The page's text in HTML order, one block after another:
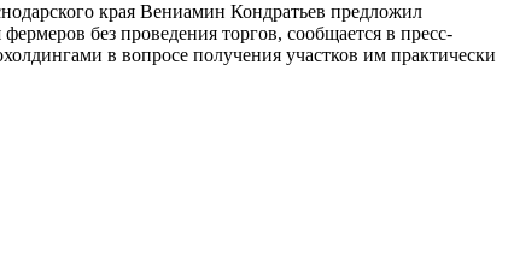
края Вениамин Кондратьев предложил
без проведения торгов, сообщается в пресс-
в вопросе получения участков им практически